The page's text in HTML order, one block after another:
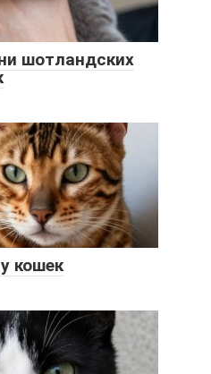
шотландских
кошек